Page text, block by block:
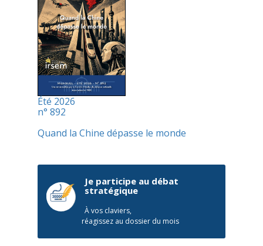
Été 2026
n° 892
Quand la Chine dépasse le monde
Je participe au débat
stratégique
À vos claviers,
réagissez au dossier du mois